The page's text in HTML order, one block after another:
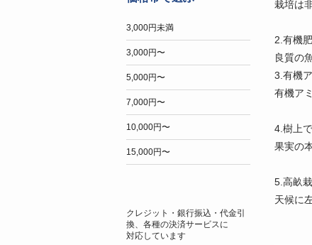
栽培は
2.有機
良質の
3.有機
有機ア
4.樹上
果実の
5.高畝
天候に
3,000円未満
3,000円〜
5,000円〜
7,000円〜
10,000円〜
15,000円〜
クレジット・銀行振込・代金引
換、各種の決済サービスに
対応しています